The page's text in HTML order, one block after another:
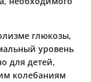
глюкозы,
уровень
для детей,
колебаниям